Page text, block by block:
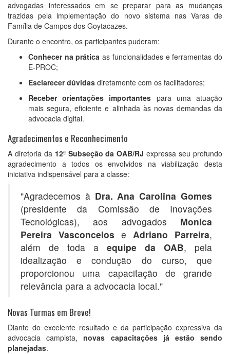
advogadas interessados em se preparar para as mudanças
trazidas pela implementação do novo sistema nas Varas de
Família de Campos dos Goytacazes.
Durante o encontro, os participantes puderam:
Conhecer na prática as funcionalidades e ferramentas do
E-PROC;
Esclarecer dúvidas diretamente com os facilitadores;
Receber orientações importantes para uma atuação
mais segura, eficiente e alinhada às novas demandas da
advocacia digital.
Agradecimentos e Reconhecimento
A diretoria da 12ª Subseção da OAB/RJ expressa seu profundo
agradecimento a todos os envolvidos na viabilização desta
iniciativa indispensável para a classe:
"Agradecemos à Dra. Ana Carolina Gomes
(presidente da Comissão de Inovações
Tecnológicas), aos advogados Monica
Pereira Vasconcelos e Adriano Parreira,
além de toda a equipe da OAB, pela
idealização e condução do curso, que
proporcionou uma capacitação de grande
relevância para a advocacia local."
Novas Turmas em Breve!
Diante do excelente resultado e da participação expressiva da
advocacia campista,novas capacitações já estão sendo
planejadas.